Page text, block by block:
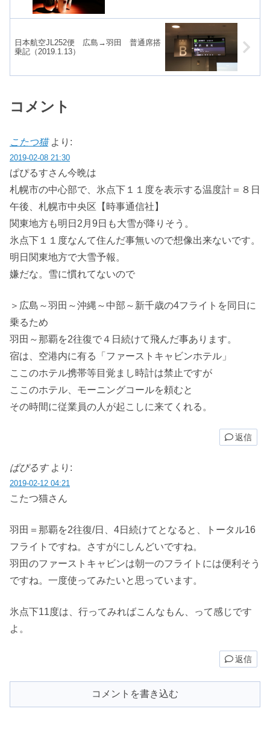
日本航空JL252便 広島→羽田 普通席搭
乗記（2019.1.13）
コメント
こたつ猫 より:
2019-02-08 21:30
ぱぴるすさん今晩は
札幌市の中心部で、氷点下１１度を表示する温度計＝８日
午後、札幌市中央区【時事通信社】
関東地方も明日2月9日も大雪が降りそう。
氷点下１１度なんて住んだ事無いので想像出来ないです。
明日関東地方で大雪予報。
嫌だな。雪に慣れてないので
＞広島～羽田～沖縄～中部～新千歳の4フライトを同日に
乗るため
羽田～那覇を2往復で４日続けて飛んだ事あります。
宿は、空港内に有る「ファーストキャビンホテル」
ここのホテル携帯等目覚まし時計は禁止ですが
ここのホテル、モーニングコールを頼むと
その時間に従業員の人が起こしに来てくれる。
返信
ぱぴるす より:
2019-02-12 04:21
こたつ猫さん
羽田＝那覇を2往復/日、4日続けてとなると、トータル16
フライトですね。さすがにしんどいですね。
羽田のファーストキャビンは朝一のフライトには便利そう
ですね。一度使ってみたいと思っています。
氷点下11度は、行ってみればこんなもん、って感じです
よ。
返信
コメントを書き込む